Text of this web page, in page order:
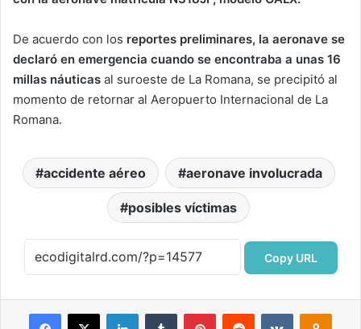
De acuerdo con los reportes preliminares, la aeronave se
declaró en emergencia cuando se encontraba a unas 16
millas náuticas al suroeste de La Romana, se precipitó al
momento de retornar al Aeropuerto Internacional de La
Romana.
accidente aéreo aeronave involucrada
posibles víctimas
Copy URL
Facebook
X LinkedInTumblr PinterestReddit VKontakte